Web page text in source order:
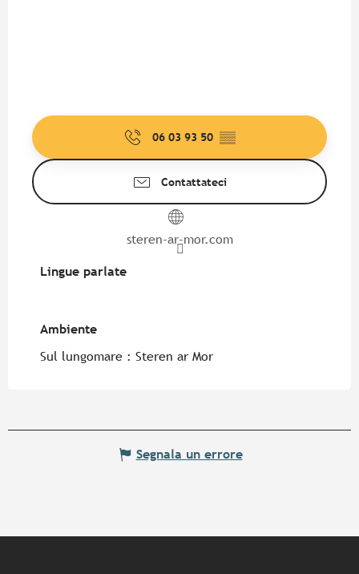
06 03 93 50 ▒▒
Contattateci
steren-ar-mor.com
Lingue parlate
Lingue parlate
Ambiente
Ambiente
Sul lungomare : Steren ar Mor
Segnala un errore